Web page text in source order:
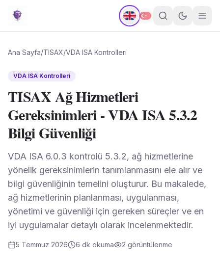
Ana Sayfa/TISAX/VDA ISA Kontrolleri
VDA ISA Kontrolleri
TISAX Ağ Hizmetleri
Gereksinimleri - VDA ISA 5.3.2
Bilgi Güvenliği
VDA ISA 6.0.3 kontrolü 5.3.2, ağ hizmetlerine
yönelik gereksinimlerin tanımlanmasını ele alır ve
bilgi güvenliğinin temelini oluşturur. Bu makalede,
ağ hizmetlerinin planlanması, uygulanması,
yönetimi ve güvenliği için gereken süreçler ve en
iyi uygulamalar detaylı olarak incelenmektedir.
5 Temmuz 2026 6 dk okuma 2 görüntülenme